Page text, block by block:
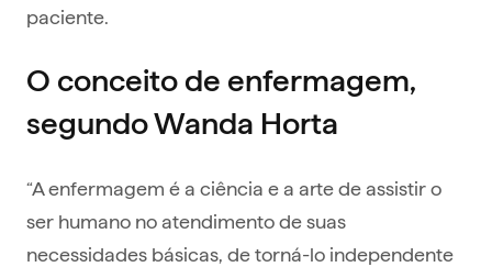
paciente.
O conceito de enfermagem,
segundo Wanda Horta
“A enfermagem é a ciência e a arte de assistir o
ser humano no atendimento de suas
necessidades básicas, de torná-lo independente